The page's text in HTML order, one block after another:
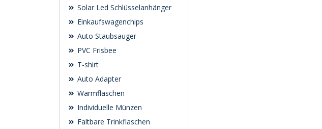
Solar Led Schlüsselanhänger
Einkaufswagenchips
Auto Staubsauger
PVC Frisbee
T-shirt
Auto Adapter
Wärmflaschen
Individuelle Münzen
Faltbare Trinkflaschen